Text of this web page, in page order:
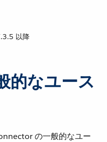
以降
的なユース
の一般的なユー